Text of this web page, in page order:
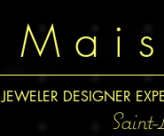
M a i
JEWELER DESIGNER